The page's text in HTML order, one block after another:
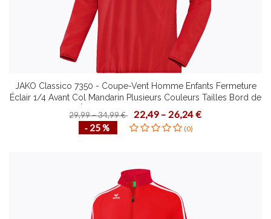
JAKO Classico 7350 - Coupe-Vent Homme Enfants Fermeture
Éclair 1/4 Avant Col Mandarin Plusieurs Couleurs Tailles Bord de
Finition Élastique aux Manches Zippergarage
29,99 – 34,99 € 22,49 – 26,24 €
‐ 25 % (0)